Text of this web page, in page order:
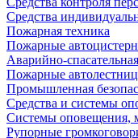
Средства
Пожарная техника
Пожарные
Аварийно-
Пожарные
Промышленная
Средства и системы
Системы оповещения,
Рупорные